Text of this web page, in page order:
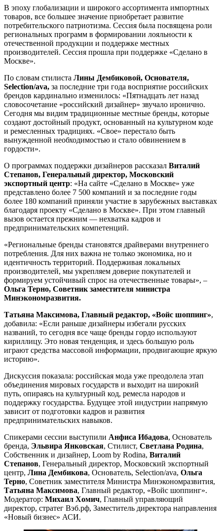
В эпоху глобализации и широкого ассортимента импортных
товаров, все большее значение приобретает развитие
потребительского патриотизма. Сессия была посвящена роли
региональных программ в формировании лояльности к
отечественной продукции и поддержке местных
производителей. Сессия прошла при поддержке «Сделано в
Москве».
По словам стилиста Лины Дембиковой, Основателя,
Selection/ava, за последние три года восприятие российских
брендов кардинально изменилось: «Пятнадцать лет назад
словосочетание «российский дизайнер» звучало иронично.
Сегодня мы видим традиционные местные бренды, которые
создают достойный продукт, основанный на культурном коде
и ремесленных традициях. «Свое» перестало быть
вынужденной необходимостью и стало обвинением в
гордости».
О программах поддержки дизайнеров рассказал Виталий
Степанов, Генеральный директор, Московский
экспортный центр: «На сайте «Сделано в Москве» уже
представлено более 7 500 компаний и за последние годы
более 180 компаний приняли участие в зарубежных выставках
благодаря проекту «Сделано в Москве». При этом главный
вызов остается прежним — нехватка кадров и
предпринимательских компетенций.
«Региональные бренды становятся драйверами внутреннего
потребления. Для них важна не только экономика, но и
идентичность территорий. Поддерживая локальных
производителей, мы укрепляем доверие покупателей и
формируем устойчивый спрос на отечественные товары», –
Ольга Терно, Советник заместителя министра
Минэкономразвития.
Татьяна Максимова, Главный редактор, «Войс шоппинг»,
добавила: «Если раньше дизайнеры избегали русских
названий, то сегодня все чаще бренды гордо используют
кириллицу. Это новая тенденция, и здесь большую роль
играют средства массовой информации, продвигающие яркую
историю».
Дискуссия показала: российская мода уже преодолела этап
объединения мировых государств и выходит на широкий
путь, опираясь на культурный код, ремесла народов и
поддержку государства. Будущее этой индустрии напрямую
зависит от подготовки кадров и развития
предпринимательских навыков.
Спикерами сессии выступили Анфиса Ибадова, Основатель
бренда, Эльвира Янковская, Стилист, Светлана Родина,
Собственник и дизайнер, Loom by Rodina, Виталий
Степанов, Генеральный директор, Московский экспортный
центр, Лина Дембикова, Основатель, Selection/ava, Ольга
Терно, Советник заместителя Министра Минэкономразвития,
Татьяна Максимова, Главный редактор, «Войс шоппинг».
Модератор: Михаил Хомич, Главный управляющий
директор, стратег Вэб.рф, Заместитель директора направления
«Новый бизнес» АСИ.